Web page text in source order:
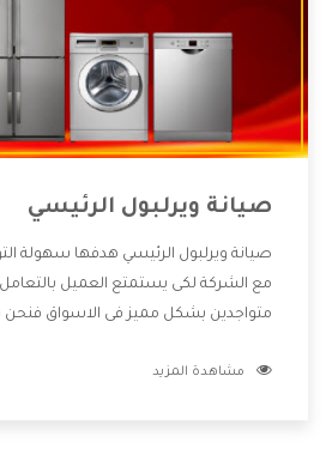
صيانة ويرلبول الرئيسي
صيانة ويرلبول الرئيسي هدفها سهولة
مع الشركة لكى يستمتع العميل بالتعامل
متواجدين بشكل مميز فى الاسواق فنحن
الشركة بها والتى تكون منها خدمة
مشاهدة المزيد